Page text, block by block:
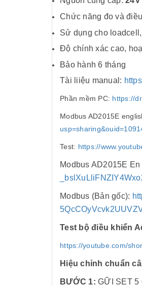
Chức năng đo và
Sử dụng cho
Độ chính xác cao,
Bảo hành 6 tháng
Tài liiệu manual:
Phần mềm PC: https://
Modbus AD2015E
Test: https://
Modbus AD2015E En
Modbus (Bản gốc):
Test bộ điều khiển
https://youtube.com/
Hiệu chỉnh chuẩn
BƯỚC 1: GỮI SET 5